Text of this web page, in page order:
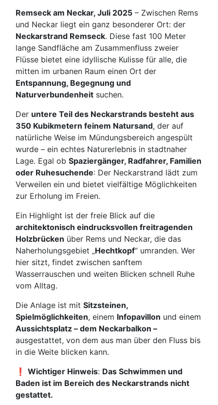
Remseck am Neckar, Juli 2025 – Zwischen Rems
und Neckar liegt ein ganz besonderer Ort: der
Neckarstrand Remseck. Diese fast 100 Meter
lange Sandfläche am Zusammenfluss zweier
Flüsse bietet eine idyllische Kulisse für alle, die
mitten im urbanen Raum einen Ort der
Entspannung, Begegnung und
Naturverbundenheit suchen.
Der untere Teil des Neckarstrands besteht aus
350 Kubikmetern feinem Natursand, der auf
natürliche Weise im Mündungsbereich angespült
wurde – ein echtes Naturerlebnis in stadtnaher
Lage. Egal ob Spaziergänger, Radfahrer, Familien
oder Ruhesuchende: Der Neckarstrand lädt zum
Verweilen ein und bietet vielfältige Möglichkeiten
zur Erholung im Freien.
Ein Highlight ist der freie Blick auf die
architektonisch eindrucksvollen freitragenden
Holzbrücken über Rems und Neckar, die das
Naherholungsgebiet „Hechtkopf“ umranden. Wer
hier sitzt, findet zwischen sanftem
Wasserrauschen und weiten Blicken schnell Ruhe
vom Alltag.
Die Anlage ist mit Sitzsteinen,
Spielmöglichkeiten, einem Infopavillon und einem
Aussichtsplatz – dem Neckarbalkon –
ausgestattet, von dem aus man über den Fluss bis
in die Weite blicken kann.
❗ Wichtiger Hinweis: Das Schwimmen und
Baden ist im Bereich des Neckarstrands nicht
gestattet.